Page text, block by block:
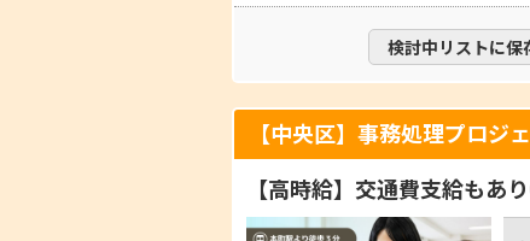
検討中リストに保
【中央区】事務処理プロジ
【高時給】交通費支給も